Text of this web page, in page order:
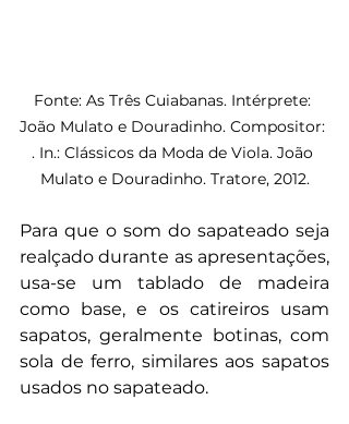
Fonte: As Três Cuiabanas. Intérprete:
João Mulato e Douradinho. Compositor:
. In.: Clássicos da Moda de Viola. João
Mulato e Douradinho. Tratore, 2012.
Para que o som do sapateado seja
realçado durante as apresentações,
usa-se um tablado de madeira
como base, e os catireiros usam
sapatos, geralmente botinas, com
sola de ferro, similares aos sapatos
usados no sapateado.